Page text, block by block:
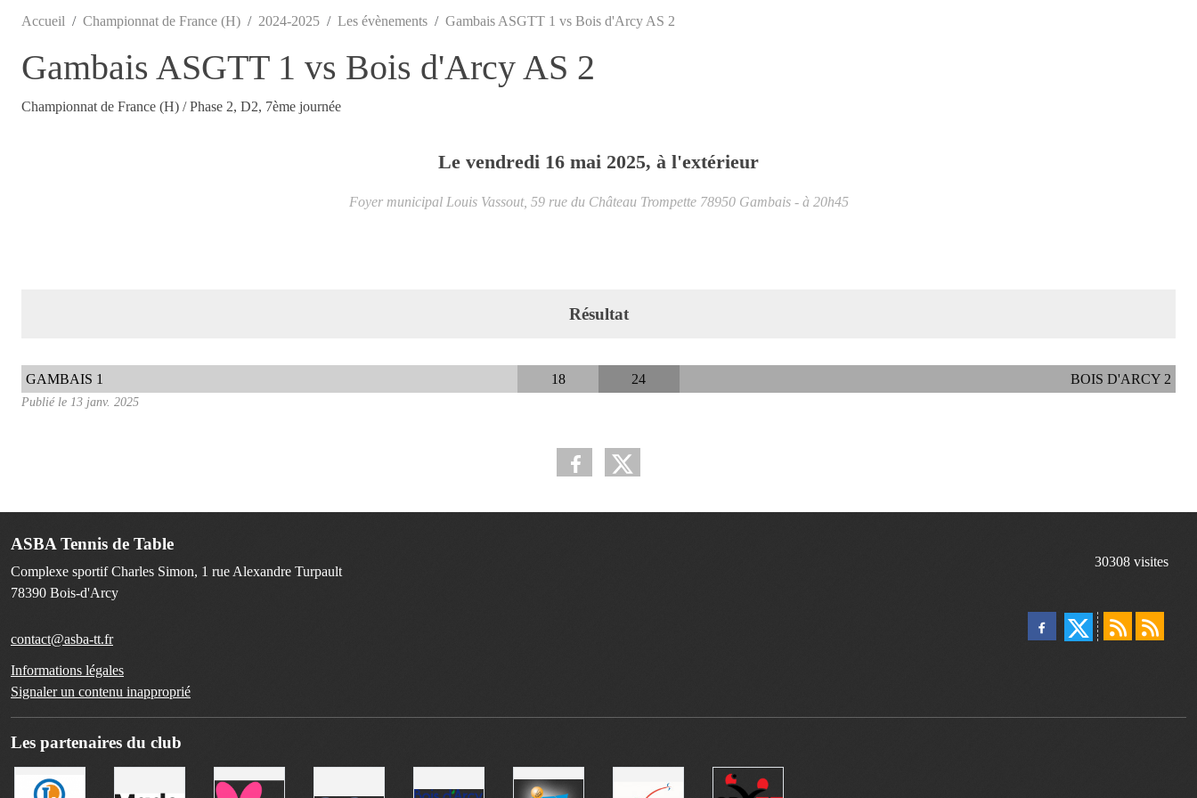
Accueil Championnat de France (H) 2024-2025 Les évènements Gambais ASGTT 1 vs Bois d'Arcy AS 2
Gambais ASGTT 1 vs Bois d'Arcy AS 2
Championnat de France (H) / Phase 2, D2, 7ème journée
Le vendredi 16 mai 2025, à l'extérieur
Foyer municipal Louis Vassout, 59 rue du Château Trompette 78950 Gambais - à 20h45
Résultat
GAMBAIS 1 18 24 BOIS D'ARCY 2
Publié le 13 janv. 2025
ASBA Tennis de Table
Complexe sportif Charles Simon, 1 rue Alexandre Turpault
78390 Bois-d'Arcy
contact@asba-tt.fr
Informations légales
Signaler un contenu inapproprié
30308 visites
Les partenaires du club